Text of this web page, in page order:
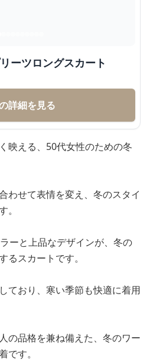
ーツロングスカート
詳細を見る
映える、50代女性のための冬
わせて表情を変え、冬のスタイ
。
ーと上品なデザインが、冬の
るスカートです。
ており、寒い季節も快適に着用
の品格を兼ね備えた、冬のワー
です。